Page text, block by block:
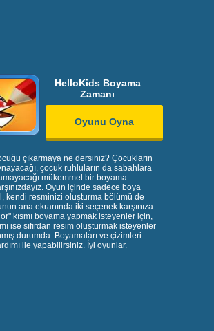
HelloKids Boyama
Zamanı
Oyunu Oyna
çıkarmaya ne dersiniz? Çocukların
çocuk ruhluların da sabahlara
mükemmel bir boyama
Oyun içinde sadece boya
kendi resminizi oluşturma bölümü de
ana ekranında iki seçenek karşınıza
kısmı boyama yapmak isteyenler için,
ise sıfırdan resim oluşturmak isteyenler
durumda. Boyamaları ve çizimleri
ile yapabilirsiniz. İyi oyunlar.